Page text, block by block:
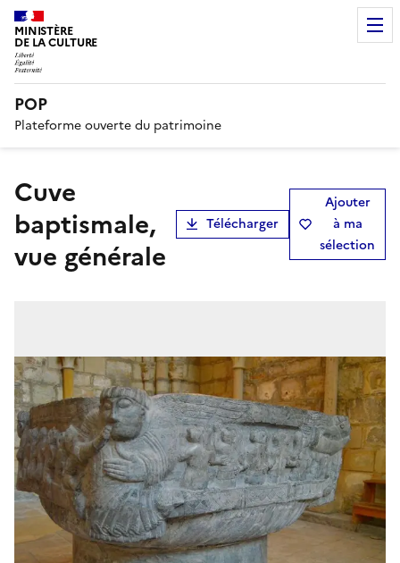
MINISTÈRE
DE LA CULTURE
POP
Plateforme ouverte du patrimoine
cuve
baptismale,
vue générale
Télécharger
Ajouter
à ma
sélection